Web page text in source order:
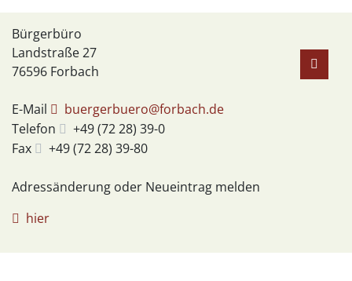
Bürgerbüro
Landstraße 27
76596 Forbach
E-Mail
buergerbuero@forbach.de
Telefon
+49 (7228) 39-0
Fax
+49 (7228) 39-80
Adressänderung oder Neueintrag melden
hier